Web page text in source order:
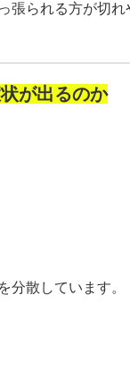
張られる方が切
が出るのか
分散しています。